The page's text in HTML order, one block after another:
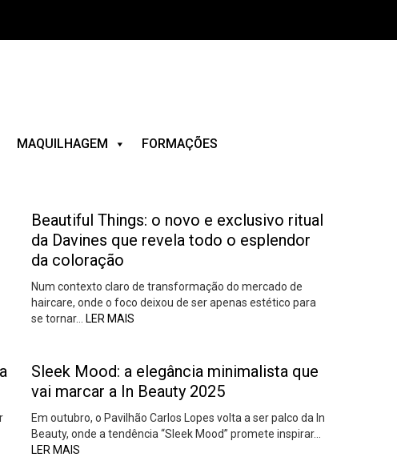
MAQUILHAGEM FORMAÇÕES
Beautiful Things: o novo e exclusivo ritual
da Davines que revela todo o esplendor
da coloração
Num contexto claro de transformação do mercado de
haircare, onde o foco deixou de ser apenas estético para
se tornar…
LER MAIS
Sleek Mood: a elegância minimalista que
vai marcar a In Beauty 2025
Em outubro, o Pavilhão Carlos Lopes volta a ser palco da In
Beauty, onde a tendência “Sleek Mood” promete inspirar…
LER MAIS